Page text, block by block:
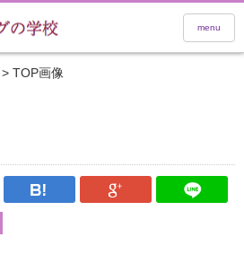
menu
> TOP画像
Facebook はてなブックマーク
Google